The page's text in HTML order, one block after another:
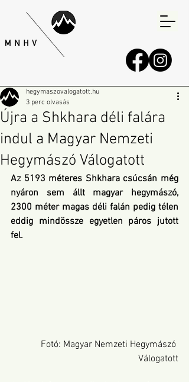
Újra a Shkhara déli falára
indul a Magyar Nemzeti
Hegymászó Válogatott
hegymaszovalogatott.hu
3 perc olvasás
Az 5193 méteres Shkhara csúcsán még
nyáron sem állt magyar hegymászó,
2300 méter magas déli falán pedig télen
eddig mindössze egyetlen páros jutott
fel.
Fotó: Magyar Nemzeti Hegymászó
Válogatott